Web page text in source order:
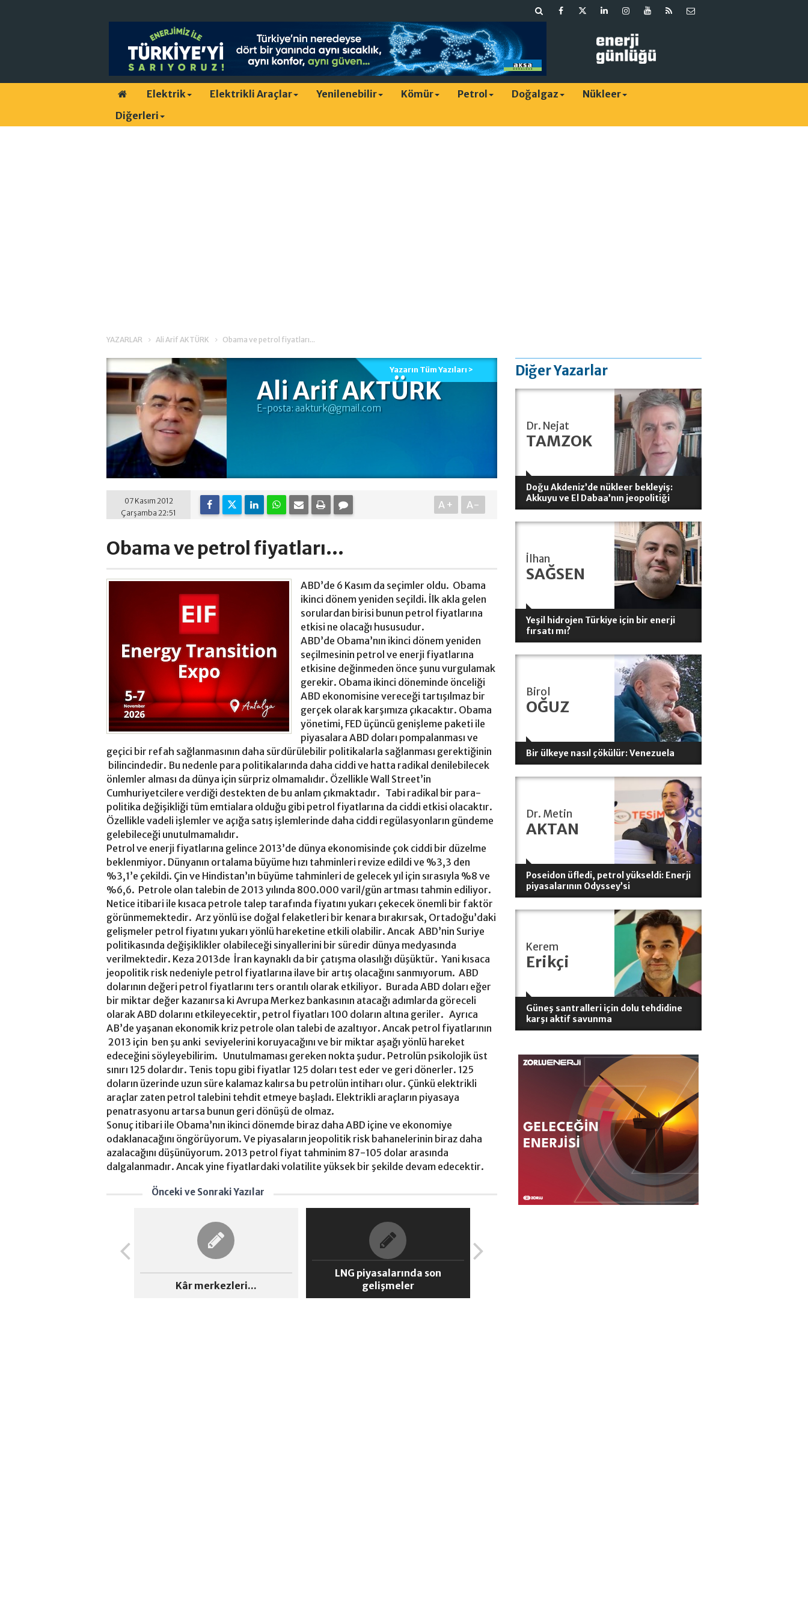
Elektrik Elektrikli Araçlar Yenilenebilir Kömür Petrol Doğalgaz
Nükleer
Diğerleri
YAZARLAR Ali Arif AKTÜRK Obama ve petrol fiyatları...
Ali Arif AKTÜRK
E-posta: aakturk@gmail.com
Yazarın Tüm Yazıları >
07 Kasım 2012
Çarşamba 22:51
A+ A-
Obama ve petrol fiyatları...
ABD’de 6 Kasım da seçimler oldu. Obama
ikinci dönem yeniden seçildi. İlk akla gelen
sorulardan birisi bunun petrol fiyatlarına
etkisi ne olacağı hususudur.
ABD’de Obama’nın ikinci dönem yeniden
seçilmesinin petrol ve enerji fiyatlarına
etkisine değinmeden önce şunu vurgulamak
gerekir. Obama ikinci döneminde önceliği
ABD ekonomisine vereceği tartışılmaz bir
gerçek olarak karşımıza çıkacaktır. Obama
yönetimi, FED üçüncü genişleme paketi ile
piyasalara ABD doları pompalanması ve
geçici bir refah sağlanmasının daha sürdürülebilir politikalarla sağlanması gerektiğinin
bilincindedir. Bu nedenle para politikalarında daha ciddi ve hatta radikal denilebilecek
önlemler alması da dünya için sürpriz olmamalıdır. Özellikle Wall Street’in
Cumhuriyetcilere verdiği destekten de bu anlam çıkmaktadır. Tabi radikal bir para-
politika değişikliği tüm emtialara olduğu gibi petrol fiyatlarına da ciddi etkisi olacaktır.
Özellikle vadeli işlemler ve açığa satış işlemlerinde daha ciddi regülasyonların gündeme
gelebileceği unutulmamalıdır.
Petrol ve enerji fiyatlarına gelince 2013’de dünya ekonomisinde çok ciddi bir düzelme
beklenmiyor. Dünyanın ortalama büyüme hızı tahminleri revize edildi ve %3,3 den
%3,1’e çekildi. Çin ve Hindistan’ın büyüme tahminleri de gelecek yıl için sırasıyla %8 ve
%6,6. Petrole olan talebin de 2013 yılında 800.000 varil/gün artması tahmin ediliyor.
Netice itibari ile kısaca petrole talep tarafında fiyatını yukarı çekecek önemli bir faktör
görünmemektedir. Arz yönlü ise doğal felaketleri bir kenara bırakırsak, Ortadoğu’daki
gelişmeler petrol fiyatını yukarı yönlü hareketine etkili olabilir. Ancak ABD’nin Suriye
politikasında değişiklikler olabileceği sinyallerini bir süredir dünya medyasında
verilmektedir. Keza 2013de İran kaynaklı da bir çatışma olasılığı düşüktür. Yani kısaca
jeopolitik risk nedeniyle petrol fiyatlarına ilave bir artış olacağını sanmıyorum. ABD
dolarının değeri petrol fiyatlarını ters orantılı olarak etkiliyor. Burada ABD doları eğer
bir miktar değer kazanırsa ki Avrupa Merkez bankasının atacağı adımlarda göreceli
olarak ABD dolarını etkileyecektir, petrol fiyatları 100 doların altına geriler. Ayrıca
AB’de yaşanan ekonomik kriz petrole olan talebi de azaltıyor. Ancak petrol fiyatlarının
2013 için ben şu anki seviyelerini koruyacağını ve bir miktar aşağı yönlü hareket
edeceğini söyleyebilirim. Unutulmaması gereken nokta şudur. Petrolün psikolojik üst
sınırı 125 dolardır. Tenis topu gibi fiyatlar 125 doları test eder ve geri dönerler. 125
doların üzerinde uzun süre kalamaz kalırsa bu petrolün intiharı olur. Çünkü elektrikli
araçlar zaten petrol talebini tehdit etmeye başladı. Elektrikli araçların piyasaya
penatrasyonu artarsa bunun geri dönüşü de olmaz.
Sonuç itibari ile Obama’nın ikinci dönemde biraz daha ABD içine ve ekonomiye
odaklanacağını öngörüyorum. Ve piyasaların jeopolitik risk bahanelerinin biraz daha
azalacağını düşünüyorum. 2013 petrol fiyat tahminim 87-105 dolar arasında
dalgalanmadır. Ancak yine fiyatlardaki volatilite yüksek bir şekilde devam edecektir.
Önceki ve Sonraki Yazılar
Kâr merkezleri...
LNG piyasalarında son
gelişmeler
Diğer Yazarlar
Dr. Nejat
TAMZOK
Doğu Akdeniz’de nükleer bekleyiş:
Akkuyu ve El Dabaa’nın jeopolitiği
İlhan
SAĞSEN
Yeşil hidrojen Türkiye için bir enerji
fırsatı mı?
Birol
OĞUZ
Bir ülkeye nasıl çökülür: Venezuela
Dr. Metin
AKTAN
Poseidon üfledi, petrol yükseldi: Enerji
piyasalarının Odyssey’si
Kerem
Erikçi
Güneş santralleri için dolu tehdidine
karşı aktif savunma